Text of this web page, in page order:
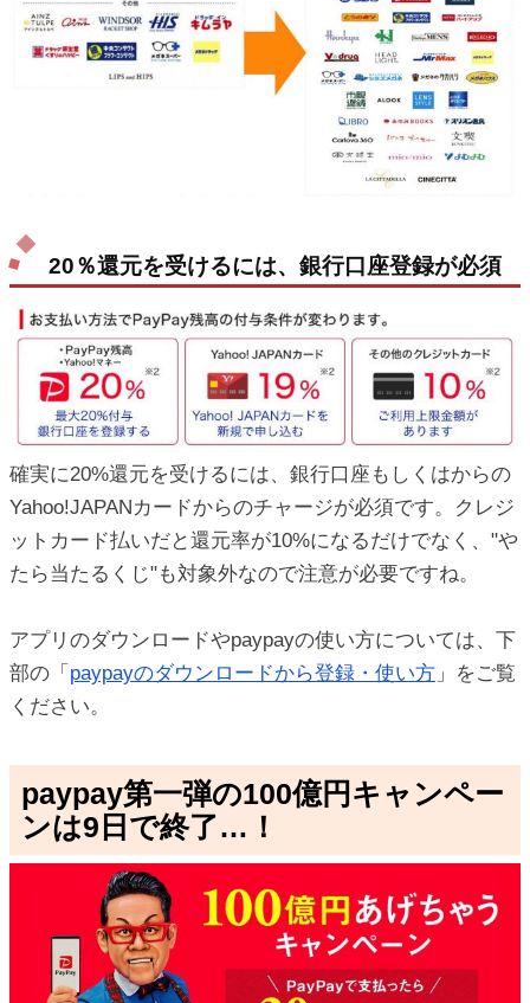
20％還元を受けるには、銀行口座登録が必須
確実に20%還元を受けるには、銀行口座もしくはからの
Yahoo!JAPANカードからのチャージが必須です。クレジ
ットカード払いだと還元率が10%になるだけでなく、"や
たら当たるくじ"も対象外なので注意が必要ですね。
アプリのダウンロードやpaypayの使い方については、下
部の「 paypayのダウンロードから登録・使い方 」をご覧
ください。
paypay第一弾の100億円キャンペー
ンは9日で終了…！